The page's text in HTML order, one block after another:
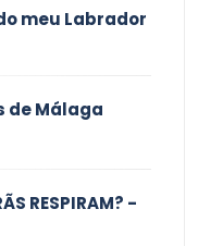
meu Labrador
de Málaga
RESPIRAM? -